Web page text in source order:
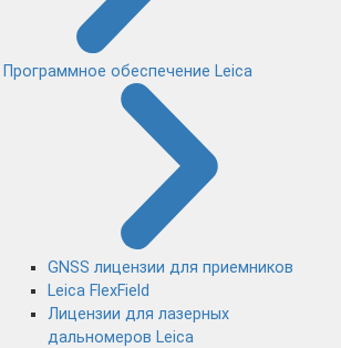
Программное обеспечение Leica
GNSS лицензии для приемников
Leica FlexField
Лицензии для лазерных
дальномеров Leica